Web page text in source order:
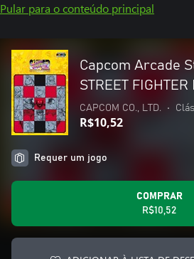
Pular para o conteúdo principal
Capcom Arcade
STREET FIGHTER
CAPCOM CO., LTD. •
R$10,52
Requer um jogo
COMPRAR
R$10,52